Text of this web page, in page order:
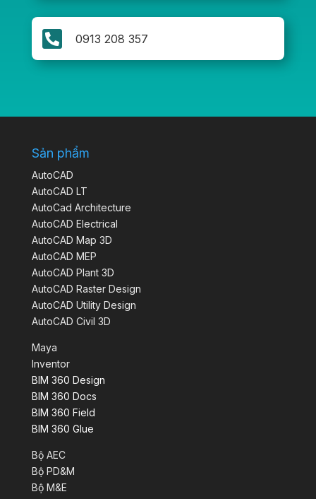
 0913 208 357
Sản phẩm
AutoCAD
AutoCAD LT
AutoCad Architecture
AutoCAD Electrical
AutoCAD Map 3D
AutoCAD MEP
AutoCAD Plant 3D
AutoCAD Raster Design
AutoCAD Utility Design
AutoCAD Civil 3D
Maya
Inventor
BIM 360 Design
BIM 360 Docs
BIM 360 Field
BIM 360 Glue
Bộ AEC
Bộ PD&M
Bộ M&E